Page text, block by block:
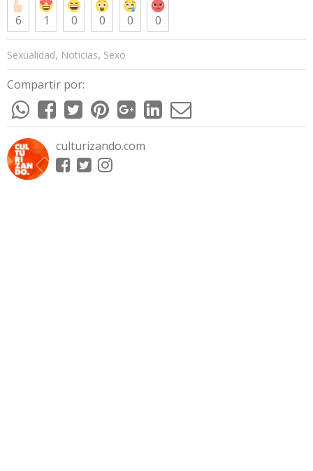
6 1 0 0 0 0
Sexualidad, Noticias, Sexo
Compartir por:
culturizando.com